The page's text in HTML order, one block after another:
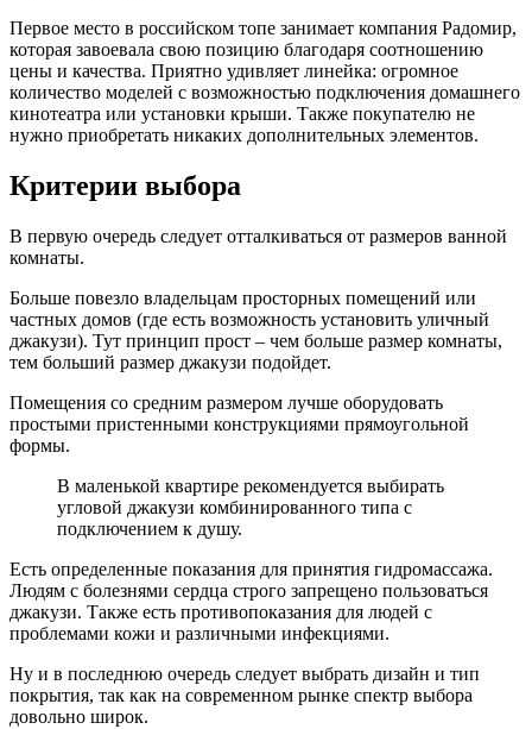
Первое место в российском топе занимает компания Радомир,
которая завоевала свою позицию благодаря соотношению
цены и качества. Приятно удивляет линейка: огромное
количество моделей с возможностью подключения домашнего
кинотеатра или установки крыши. Также покупателю не
нужно приобретать никаких дополнительных элементов.
Критерии выбора
В первую очередь следует отталкиваться от размеров ванной
комнаты.
Больше повезло владельцам просторных помещений или
частных домов (где есть возможность установить уличный
джакузи). Тут принцип прост – чем больше размер комнаты,
тем больший размер джакузи подойдет.
Помещения со средним размером лучше оборудовать
простыми пристенными конструкциями прямоугольной
формы.
В маленькой квартире рекомендуется выбирать
угловой джакузи комбинированного типа с
подключением к душу.
Есть определенные показания для принятия гидромассажа.
Людям с болезнями сердца строго запрещено пользоваться
джакузи. Также есть противопоказания для людей с
проблемами кожи и различными инфекциями.
Ну и в последнюю очередь следует выбрать дизайн и тип
покрытия, так как на современном рынке спектр выбора
довольно широк.